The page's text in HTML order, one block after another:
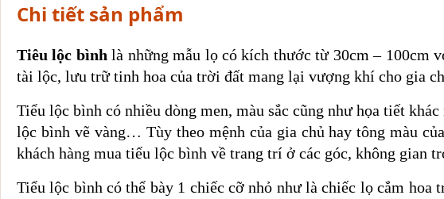
Chi tiết sản phẩm
Tiêu lộc bình là những mẫu lọ có kích thước từ 30cm – 100cm
tài lộc, lưu trữ tinh hoa của trời đất mang lại vượng khí cho gia
Tiểu lộc bình có nhiều dòng men, màu sắc cũng như họa tiết
lộc bình vẽ vàng… Tùy theo mệnh của gia chủ hay tông màu
khách hàng mua tiểu lộc bình về trang trí ở các góc, không gian
Tiểu lộc bình có thể bày 1 chiếc cỡ nhỏ như là chiếc lọ cắm